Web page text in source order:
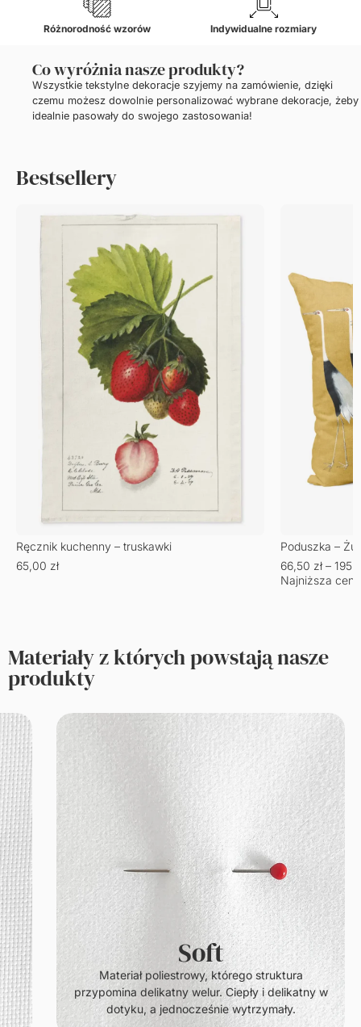
Różnorodność wzorów Indywidualne rozmiary
Wszystkie tekstylne dekoracje szyjemy na zamówienie, dzięki
czemu możesz dowolnie personalizować wybrane dekoracje, żeby
idealnie pasowały do swojego zastosowania!
Ręcznik kuchenny – truskawki
65,00zł
66,50zł –
Najniższa
produkty
Soft
Materiał poliestrowy, którego struktura
przypomina delikatny welur. Ciepły i delikatny w
dotyku, a jednocześnie wytrzymały.
Gramatura: 210g/m2